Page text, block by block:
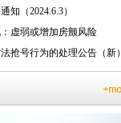
知（2024.6.3）
虚弱或增加房颤风险
抢号行为的处理公告（新）